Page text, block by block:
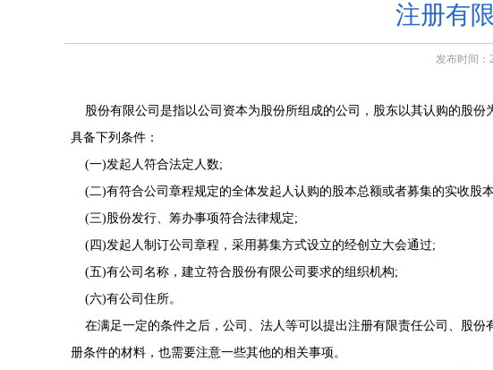
注册有
发布时间
股份有限公司是指以公司资本为股份所组成的公司，股东以其认购的股份
具备下列条件：
(一)发起人符合法定人数;
(二)有符合公司章程规定的全体发起人认购的股本总额或者募集的实收股
(三)股份发行、筹办事项符合法律规定;
(四)发起人制订公司章程，采用募集方式设立的经创立大会通过;
(五)有公司名称，建立符合股份有限公司要求的组织机构;
(六)有公司住所。
在满足一定的条件之后，公司、法人等可以提出注册有限责任公司、股份
册条件的材料，也需要注意一些其他的相关事项。